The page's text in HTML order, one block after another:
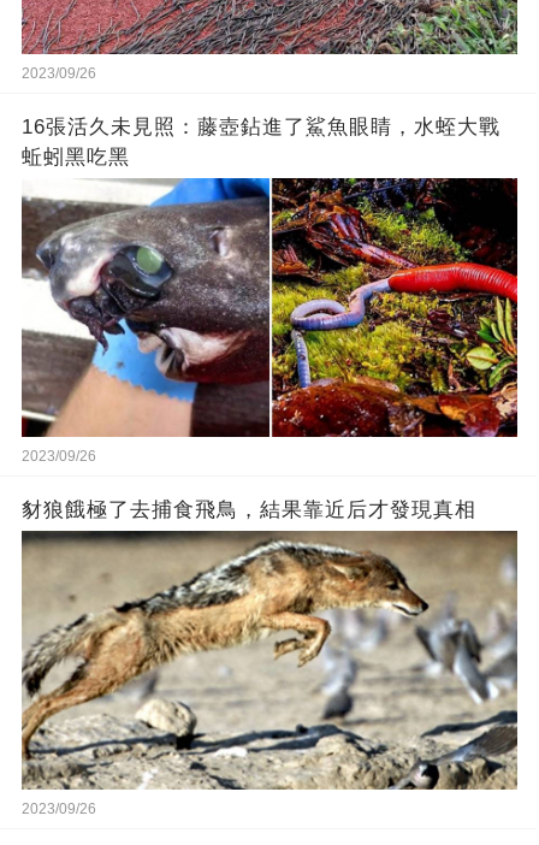
2023/09/26
16張活久未見照：藤壺鉆進了鯊魚眼睛，水蛭大戰
蚯蚓黑吃黑
2023/09/26
豺狼餓極了去捕食飛鳥，結果靠近后才發現真相
2023/09/26